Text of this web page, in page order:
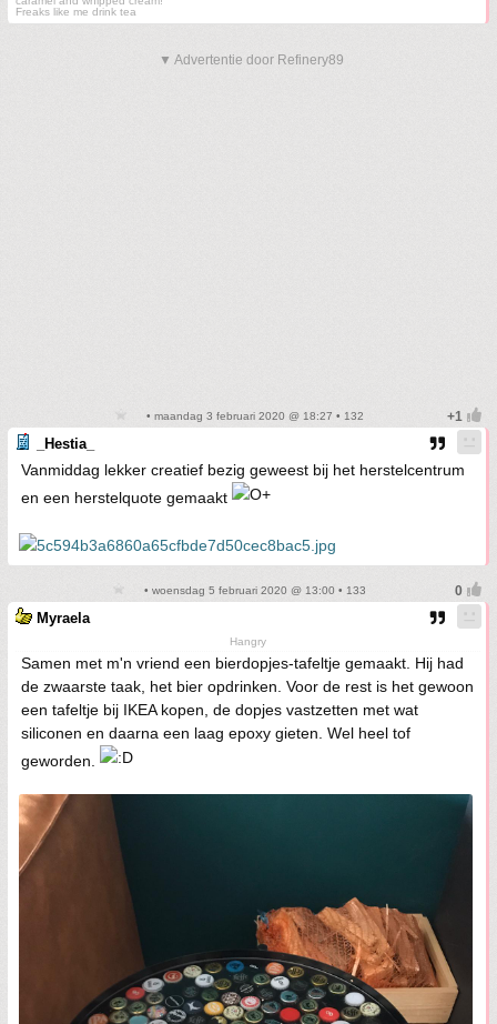
Freaks like me drink tea
▼ Advertentie door Refinery89
• maandag 3 februari 2020 @ 18:27 • 132
_Hestia_
Vanmiddag lekker creatief bezig geweest bij het herstelcentrum
en een herstelquote gemaakt
• woensdag 5 februari 2020 @ 13:00 • 133
Myraela
Hangry
Samen met m'n vriend een bierdopjes-tafeltje gemaakt. Hij had
de zwaarste taak, het bier opdrinken. Voor de rest is het gewoon
een tafeltje bij IKEA kopen, de dopjes vastzetten met wat
siliconen en daarna een laag epoxy gieten. Wel heel tof
geworden.